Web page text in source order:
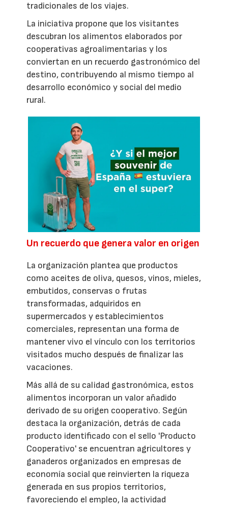
tradicionales de los viajes.
La iniciativa propone que los visitantes
descubran los alimentos elaborados por
cooperativas agroalimentarias y los
conviertan en un recuerdo gastronómico del
destino, contribuyendo al mismo tiempo al
desarrollo económico y social del medio
rural.
Un recuerdo que genera valor en origen
La organización plantea que productos
como aceites de oliva, quesos, vinos, mieles,
embutidos, conservas o frutas
transformadas, adquiridos en
supermercados y establecimientos
comerciales, representan una forma de
mantener vivo el vínculo con los territorios
visitados mucho después de finalizar las
vacaciones.
Más allá de su calidad gastronómica, estos
alimentos incorporan un valor añadido
derivado de su origen cooperativo. Según
destaca la organización, detrás de cada
producto identificado con el sello 'Producto
Cooperativo' se encuentran agricultores y
ganaderos organizados en empresas de
economía social que reinvierten la riqueza
generada en sus propios territorios,
favoreciendo el empleo, la actividad